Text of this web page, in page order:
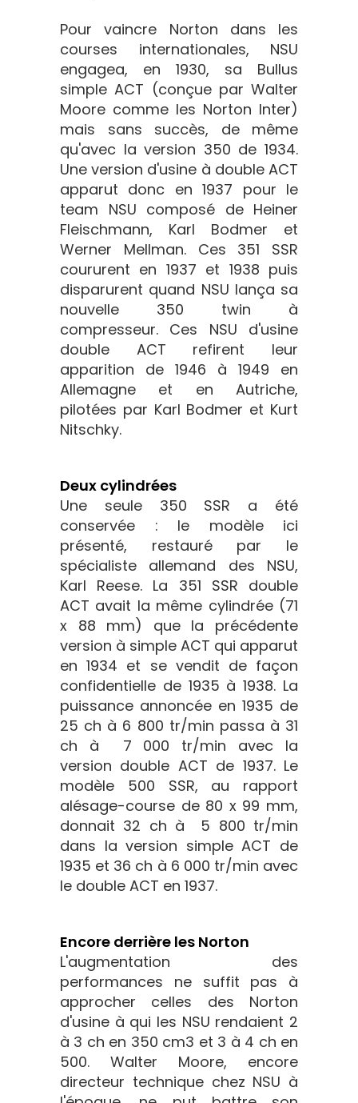
Pour vaincre Norton dans les
courses internationales, NSU
engagea, en 1930, sa Bullus
simple ACT (conçue par Walter
Moore comme les Norton Inter)
mais sans succès, de même
qu'avec la version 350 de 1934.
Une version d'usine à double ACT
apparut donc en 1937 pour le
team NSU composé de Heiner
Fleischmann, Karl Bodmer et
Werner Mellman. Ces 351 SSR
coururent en 1937 et 1938 puis
disparurent quand NSU lança sa
nouvelle 350 twin à
compresseur. Ces NSU d'usine
double ACT refirent leur
apparition de 1946 à 1949 en
Allemagne et en Autriche,
pilotées par Karl Bodmer et Kurt
Nitschky.
Deux cylindrées
Une seule 350 SSR a été
conservée : le modèle ici
présenté, restauré par le
spécialiste allemand des NSU,
Karl Reese. La 351 SSR double
ACT avait la même cylindrée (71
x 88 mm) que la précédente
version à simple ACT qui apparut
en 1934 et se vendit de façon
confidentielle de 1935 à 1938. La
puissance annoncée en 1935 de
25 ch à 6 800 tr/min passa à 31
ch à 7 000 tr/min avec la
version double ACT de 1937. Le
modèle 500 SSR, au rapport
alésage-course de 80 x 99 mm,
donnait 32 ch à 5 800 tr/min
dans la version simple ACT de
1935 et 36 ch à 6 000 tr/min avec
le double ACT en 1937.
Encore derrière les Norton
L'augmentation des
performances ne suffit pas à
approcher celles des Norton
d'usine à qui les NSU rendaient 2
à 3 ch en 350 cm3 et 3 à 4 ch en
500. Walter Moore, encore
directeur technique chez NSU à